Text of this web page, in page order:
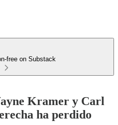
free on Substack
Kramer y Carl
ha perdido